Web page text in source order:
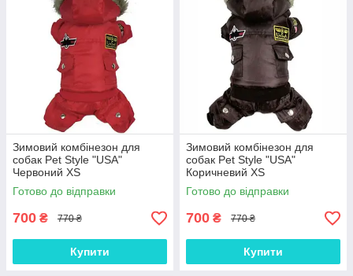
Зимовий комбінезон для
собак Pet Style "USA"
Червоний XS
Готово до відправки
700 ₴ 770 ₴
Купити
Зимовий комбінезон для
собак Pet Style "USA"
Коричневий XS
Готово до відправки
700 ₴ 770 ₴
Купити